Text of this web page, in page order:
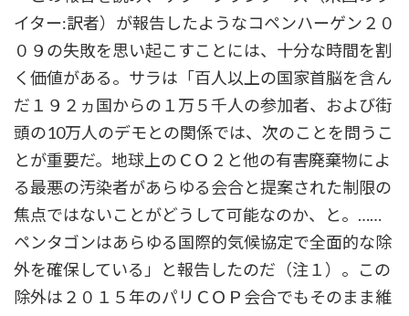
イター:訳者）が報告したようなコペンハーゲン２０
０９の失敗を思い起こすことには、十分な時間を割
く価値がある。サラは「百人以上の国家首脳を含ん
だ１９２ヵ国からの１万５千人の参加者、および街
頭の10万人のデモとの関係では、次のことを問うこ
とが重要だ。地球上のＣＯ２と他の有害廃棄物によ
る最悪の汚染者があらゆる会合と提案された制限の
焦点ではないことがどうして可能なのか、と。……
ペンタゴンはあらゆる国際的気候協定で全面的な除
外を確保している」と報告したのだ（注１）。この
除外は２０１５年のパリＣＯＰ会合でもそのまま維